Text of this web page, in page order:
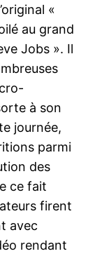
«
au grand
Jobs ». Il
à son
journée,
parmi
des
ce fait
firent
avec
rendant